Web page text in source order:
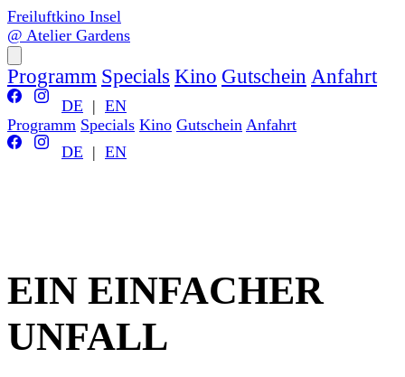
Freiluftkino Insel
@ Atelier Gardens
Programm Specials Kino Gutschein Anfahrt
DE | EN
Programm Specials Kino Gutschein Anfahrt
DE | EN
EIN EINFACHER
UNFALL